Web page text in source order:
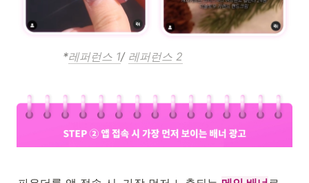
             *
레퍼런스 1/ 레퍼런스 2